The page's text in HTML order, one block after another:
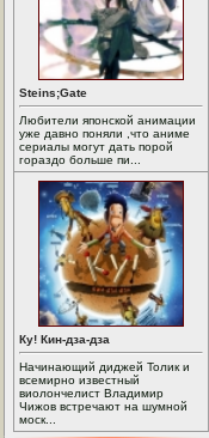
Steins;Gate
Любители японской анимации
уже давно поняли ,что аниме
сериалы могут дать порой
гораздо больше пи...
Ку! Кин-дза-дза
Начинающий диджей Толик и
всемирно известный
виолончелист Владимир
Чижов встречают на шумной
моск...